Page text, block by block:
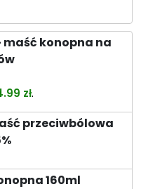
konopna na
zł
zł.
przeciwbólowa
160ml